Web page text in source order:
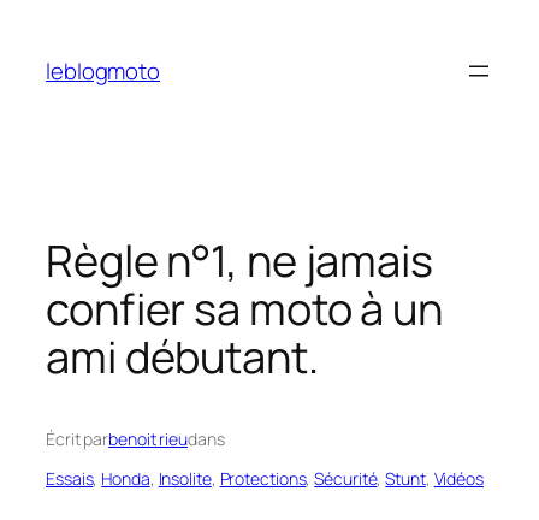
contenu
leblogmoto
Règle n°1, ne jamais
confier sa moto à un
ami débutant.
Écrit parbenoit rieudans
Essais, Honda, Insolite, Protections, Sécurité, Stunt, Vidéos